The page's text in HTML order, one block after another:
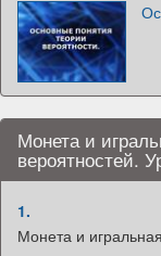
Монета и
вероятностей.
1.
Монета и